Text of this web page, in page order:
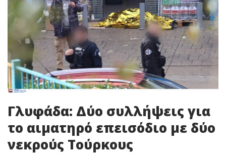
Γλυφάδα: Δύο συλλήψεις για
το αιματηρό επεισόδιο με δύο
νεκρούς Τούρκους